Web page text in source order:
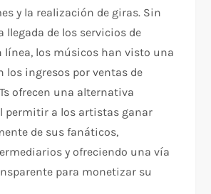
y la realización de giras. Sin
llegada de los servicios de
los músicos han visto una
los ingresos por ventas de
ofrecen una alternativa
permitir a los artistas ganar
de sus fanáticos,
y ofreciendo una vía
para monetizar su